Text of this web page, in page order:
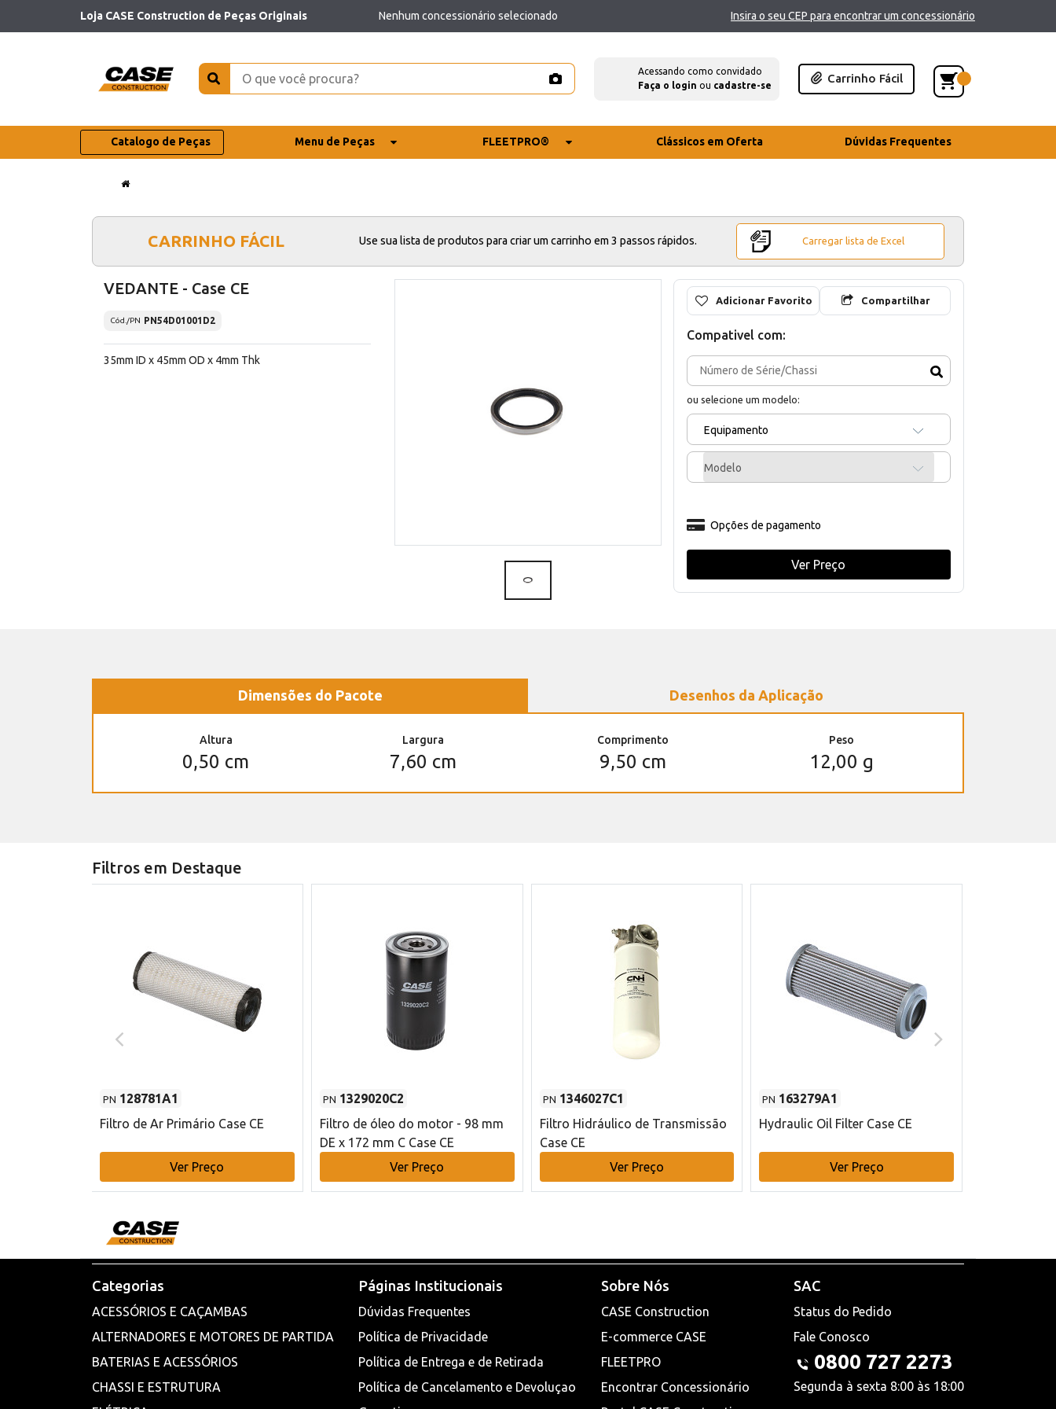
Loja CASE Construction de Peças Originais Nenhum concessionário selecionado Insira o seu CEP para encontrar um concessionário
Acessando como convidado
Faça o login ou cadastre-se
Carrinho Fácil
Catalogo de Peças Menu de Peças FLEETPRO® Clássicos em Oferta Dúvidas Frequentes
CARRINHO FÁCIL Use sua lista de produtos para criar um carrinho em 3 passos rápidos. Carregar lista de Excel
VEDANTE - Case CE
Cód./PN PN54D01001D2
35mm ID x 45mm OD x 4mm Thk
Adicionar Favorito Compartilhar
Compativel com:
ou selecione um modelo:
Equipamento
Modelo
Opções de pagamento
Ver Preço
Dimensões do Pacote Desenhos da Aplicação
Altura
0,50 cm
Largura
7,60 cm
Comprimento
9,50 cm
Peso
12,00 g
Filtros em Destaque
PN 128781A1
Filtro de Ar Primário Case CE
Ver Preço
PN 1329020C2
Filtro de óleo do motor - 98 mm
DE x 172 mm C Case CE
Ver Preço
PN 1346027C1
Filtro Hidráulico de Transmissão
Case CE
Ver Preço
PN 163279A1
Hydraulic Oil Filter Case CE
Ver Preço
Categorias
ACESSÓRIOS E CAÇAMBAS
ALTERNADORES E MOTORES DE PARTIDA
BATERIAS E ACESSÓRIOS
CHASSI E ESTRUTURA
Páginas Institucionais
Dúvidas Frequentes
Política de Privacidade
Política de Entrega e de Retirada
Política de Cancelamento e Devoluçao
Sobre Nós
CASE Construction
E-commerce CASE
FLEETPRO
Encontrar Concessionário
SAC
Status do Pedido
Fale Conosco
0800 727 2273
Segunda à sexta 8:00 às 18:00